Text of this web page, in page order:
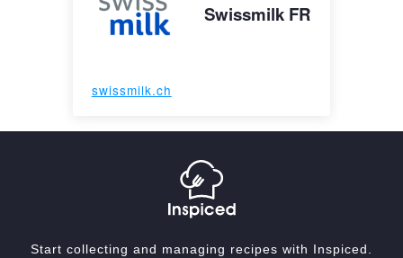
Swissmilk FR
swissmilk.ch
Start collecting and managing recipes with Inspiced.